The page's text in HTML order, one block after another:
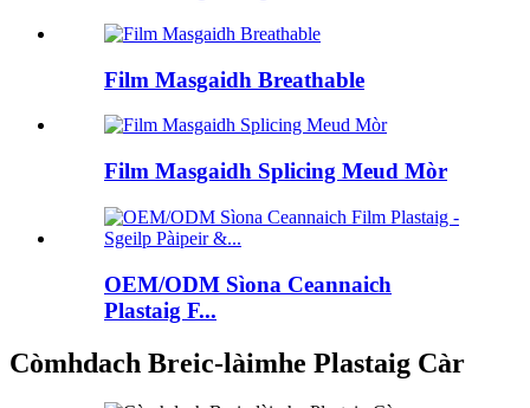
Film Masgaidh Breathable
Film Masgaidh Splicing Meud Mòr
OEM/ODM Sìona Ceannaich
Plastaig F...
Còmhdach Breic-làimhe Plastaig Càr